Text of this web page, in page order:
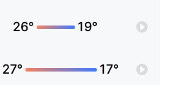
26° 19°
27° 17°